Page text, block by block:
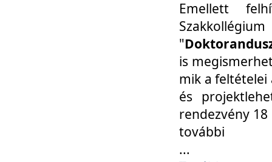
Emellett
"
is
mik a feltételei
és
rendezvény
további
...